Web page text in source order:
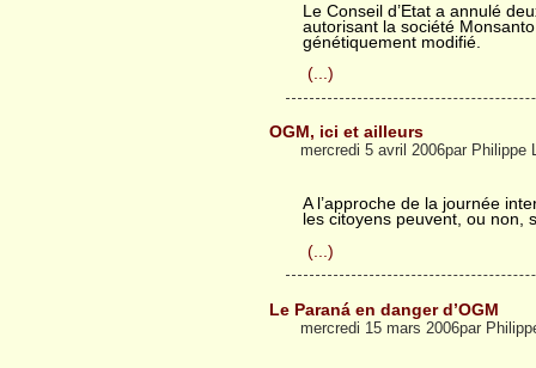
Le Conseil d’Etat a annulé
autorisant la société
génétiquement modifié.
(...)
OGM, ici et ailleurs
mercredi 5 avril 2006par Philippe
A l’approche de la journée
les citoyens peuvent, ou non,
(...)
Le Paraná en danger d’OGM
mercredi 15 mars 2006par